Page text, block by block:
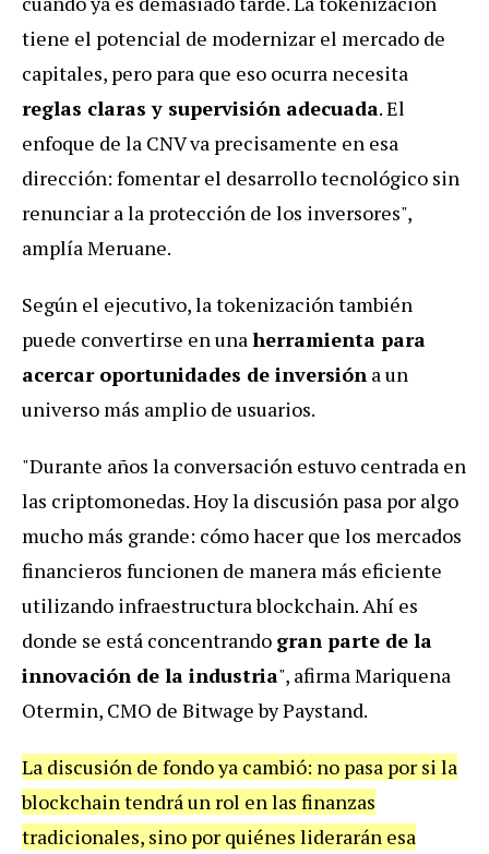
tiene el potencial de modernizar el mercado de
capitales, pero para que eso ocurra necesita
reglas claras y supervisión adecuada. El
enfoque de la CNV va precisamente en esa
dirección: fomentar el desarrollo tecnológico sin
renunciar a la protección de los inversores",
amplía Meruane.
Según el ejecutivo, la tokenización también
puede convertirse en unaherramienta para
acercar oportunidades de inversión a un
universo más amplio de usuarios.
"Durante años la conversación estuvo centrada en
las criptomonedas. Hoy la discusión pasa por algo
mucho más grande: cómo hacer que los mercados
financieros funcionen de manera más eficiente
utilizando infraestructura blockchain. Ahí es
donde se está concentrando gran parte de la
innovación de la industria", afirma Mariquena
Otermin, CMO de Bitwage by Paystand.
La discusión de fondo ya cambió: no pasa por si la
blockchain tendrá un rol en las finanzas
tradicionales, sino por quiénes liderarán esa